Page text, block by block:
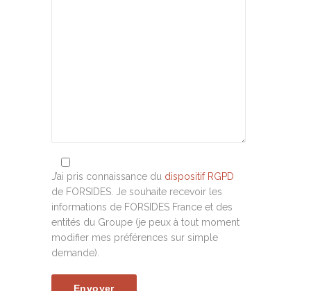
J’ai pris connaissance du dispositif RGPD
de FORSIDES. Je souhaite recevoir les
informations de FORSIDES France et des
entités du Groupe (je peux à tout moment
modifier mes préférences sur simple
demande).